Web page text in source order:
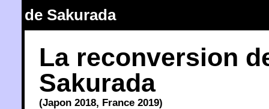
de Sakurada
La reconversion
Sakurada
(Japon 2018, France 2019)